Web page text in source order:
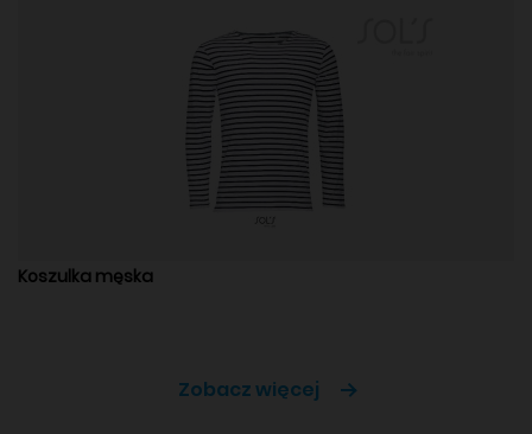
Koszulka męska
Zobacz więcej